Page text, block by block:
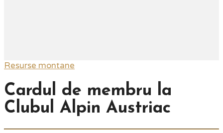
Resurse montane
Cardul de membru la
Clubul Alpin Austriac